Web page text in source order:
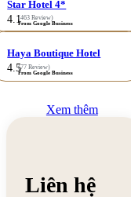
Star Hotel 4*
4.1(463 Review)
From Google Business
Haya Boutique Hotel
4.5(77 Review)
From Google Business
Xem thêm
Liên hệ